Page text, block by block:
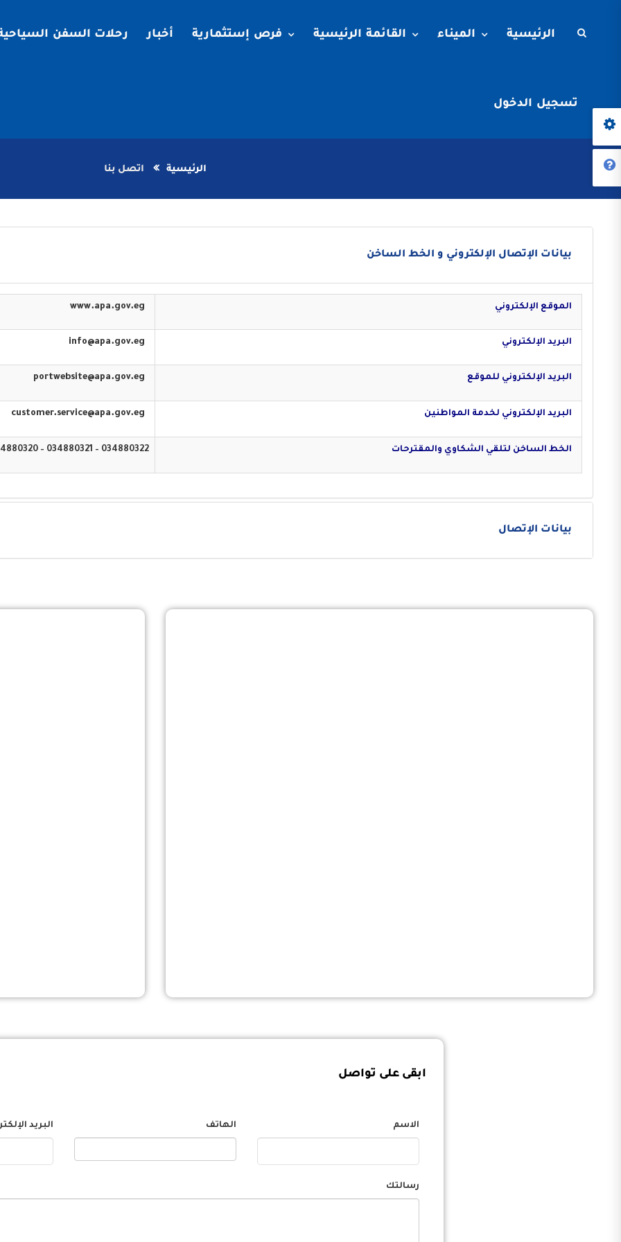
الرئيسية الميناء القائمة الرئيسية فرص إستثمارية أخبار رحلات السفن
تسجيل الدخول
الرئيسية اتصل بنا
بيانات الإتصال الإلكتروني و الخط الساخن
الموقع الإلكتروني
البريد الإلكتروني
البريد الإلكتروني للموقع
البريد الإلكتروني لخدمة المواطنين
الخط الساخن لتلقي الشكاوي والمقترحات 034880322 – 034880321 – 034880320 – 16583
بيانات الإتصال
ابقى على تواصل
الاسم الهاتف البريد
رسالتك